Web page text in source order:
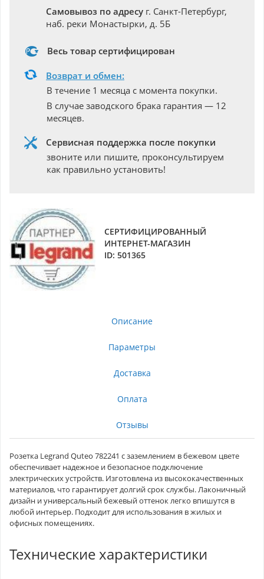
Самовывоз по адресу г. Санкт-Петербург,
наб. реки Монастырки, д. 5Б
Весь товар сертифицирован
Возврат и обмен:
В течение 1 месяца с момента покупки.
В случае заводского брака гарантия — 12
месяцев.
Сервисная поддержка после покупки
звоните или пишите, проконсультируем
как правильно установить!
СЕРТИФИЦИРОВАННЫЙ
ИНТЕРНЕТ-МАГАЗИН
ID: 501365
Описание
Параметры
Доставка
Оплата
Отзывы
Розетка Legrand Quteo 782241 с заземлением в бежевом цвете
обеспечивает надежное и безопасное подключение
электрических устройств. Изготовлена из высококачественных
материалов, что гарантирует долгий срок службы. Лаконичный
дизайн и универсальный бежевый оттенок легко впишутся в
любой интерьер. Подходит для использования в жилых и
офисных помещениях.
Технические характеристики